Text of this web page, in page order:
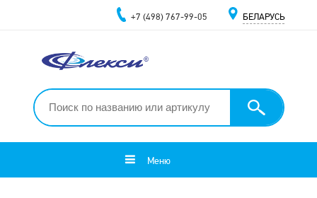
+7 (498) 767-99-05 БЕЛАРУСЬ
Меню